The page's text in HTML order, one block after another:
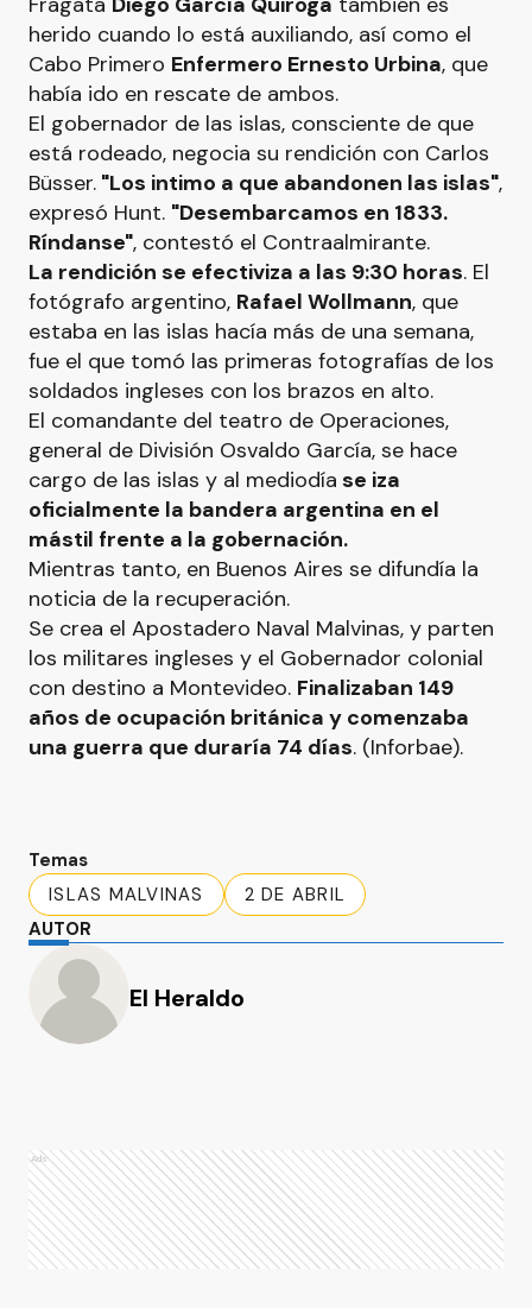
herido cuando lo está auxiliando, así como el
Cabo Primero Enfermero Ernesto Urbina, que
había ido en rescate de ambos.
El gobernador de las islas, consciente de que
está rodeado, negocia su rendición con Carlos
Büsser. "Los intimo a que abandonen las islas",
expresó Hunt. "Desembarcamos en 1833.
Ríndanse", contestó el Contraalmirante.
La rendición se efectiviza a las 9:30 horas. El
fotógrafo argentino, Rafael Wollmann, que
estaba en las islas hacía más de una semana,
fue el que tomó las primeras fotografías de los
soldados ingleses con los brazos en alto.
El comandante del teatro de Operaciones,
general de División Osvaldo García, se hace
cargo de las islas y al mediodía se iza
oficialmente la bandera argentina en el
mástil frente a la gobernación.
Mientras tanto, en Buenos Aires se difundía la
noticia de la recuperación.
Se crea el Apostadero Naval Malvinas, y parten
los militares ingleses y el Gobernador colonial
con destino a Montevideo. Finalizaban 149
años de ocupación británica y comenzaba
una guerra que duraría 74 días. (Inforbae).
Temas
ISLAS MALVINAS
2 DE ABRIL
AUTOR
El Heraldo
Ads